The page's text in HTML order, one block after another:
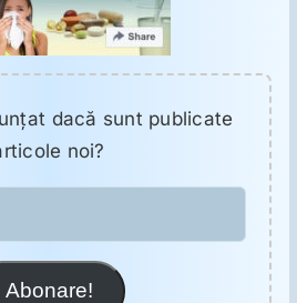
dacă sunt publicate
noi?
Abonare!